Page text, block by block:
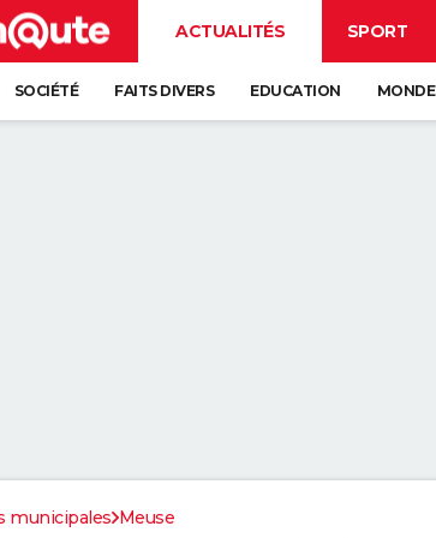
ACTUALITÉS SPORT
SOCIÉTÉ FAITS DIVERS EDUCATION MONDE
municipales Meuse